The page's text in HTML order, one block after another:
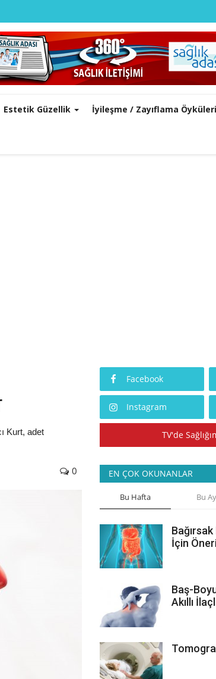
Estetik Güzellik İyileşme / Zayıflama Öyküleri
Kurt, adet
0
Facebook
Instagram
TV'de
EN ÇOK OKUNANLAR
Bu Hafta Bu Ay
İçin
Baş-
Akıllı